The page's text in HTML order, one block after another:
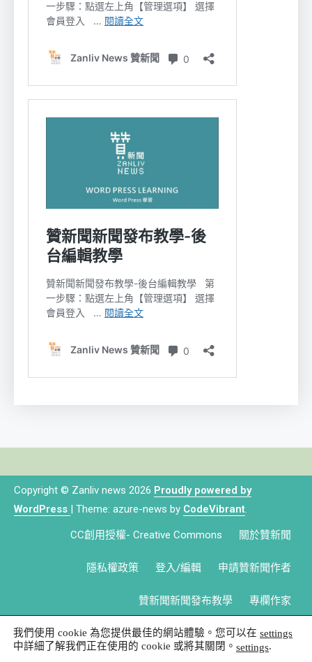
Copyright © Zanliv news 2026 Proudly powered by
WordPress | Theme: azure-news by CodeVibrant.
CC創用授權- Creative Commons 關於贊新聞
隱私權政策 登入/編輯 申請贊新聞作者
贊新聞新聞發布教學 專欄作家
我們使用 cookie 為您提供最佳的網站體驗。您可以在 settings
中詳細了解我們正在使用的 cookie 或將其關閉。 settings.